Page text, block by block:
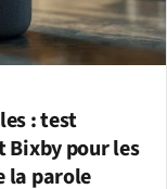
: test
Bixby pour les
la parole